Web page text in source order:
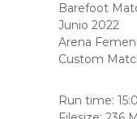
Barefoot
Junio 2022
Arena
Custom
Run time: